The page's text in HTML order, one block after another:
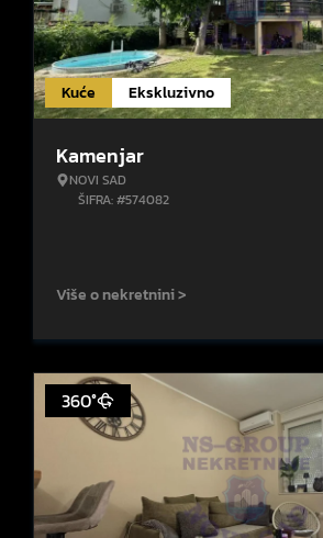
Kuće Ekskluzivno
Kamenjar
NOVI SAD
ŠIFRA: #574082
Više o nekretnini >
360°